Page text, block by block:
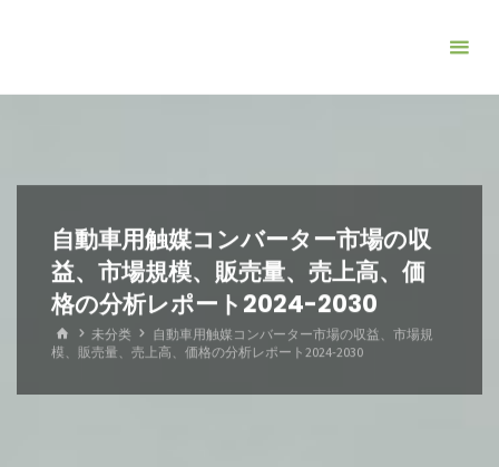
自動車用触媒コンバーター市場の収
益、市場規模、販売量、売上高、価
格の分析レポート2024-2030
ホ
ー
未分类
自動車用触媒コンバーター市場の収益、市場規
模、販売量、売上高、価格の分析レポート2024-2030